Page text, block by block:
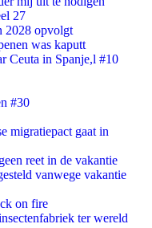
27
2028 opvolgt
was kaputt
Ceuta in Spanje,l #10
#30
migratiepact gaat in
reet in de vakantie
vanwege vakantie
on fire
ter wereld